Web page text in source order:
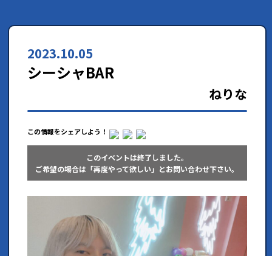
2023.10.05
シーシャBAR
ねりな
この情報をシェアしよう！
このイベントは終了しました。
ご希望の場合は「再度やって欲しい」とお問い合わせ下さい。